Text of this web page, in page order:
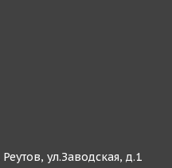
ул.Заводская, д.1